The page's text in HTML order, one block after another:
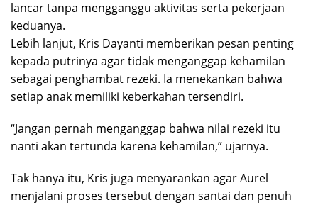
lancar tanpa mengganggu aktivitas serta pekerjaan
keduanya.
Lebih lanjut, Kris Dayanti memberikan pesan penting
kepada putrinya agar tidak menganggap kehamilan
sebagai penghambat rezeki. Ia menekankan bahwa
setiap anak memiliki keberkahan tersendiri.
“Jangan pernah menganggap bahwa nilai rezeki itu
nanti akan tertunda karena kehamilan,” ujarnya.
Tak hanya itu, Kris juga menyarankan agar Aurel
menjalani proses tersebut dengan santai dan penuh